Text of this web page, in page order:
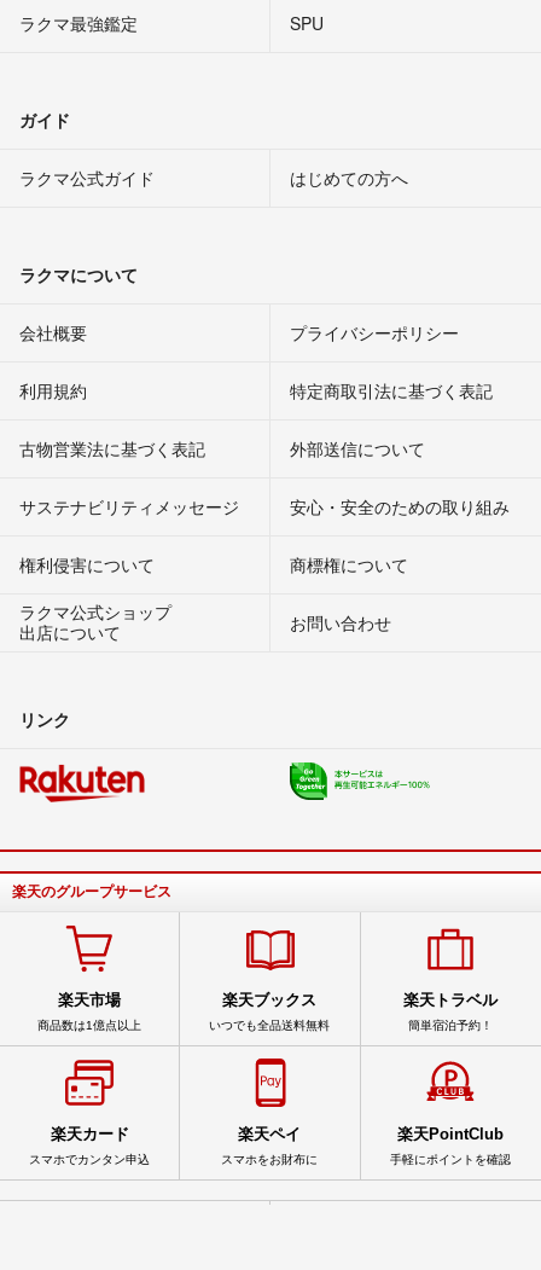
ラクマ最強鑑定
SPU
ガイド
ラクマ公式ガイド はじめての方へ
ラクマについて
会社概要 プライバシーポリシー
利用規約 特定商取引法に基づく表記
古物営業法に基づく表記 外部送信について
サステナビリティメッセージ 安心・安全のための取り組み
権利侵害について
商標権について
ラクマ公式ショップ
出店について
お問い合わせ
リンク
楽天のグループサービス
楽天市場
商品数は1億点以上
楽天ブックス
いつでも全品送料無料
楽天トラベル
簡単宿泊予約！
楽天カード
スマホでカンタン申込
楽天ペイ
スマホをお財布に
楽天PointClub
手軽にポイントを確認